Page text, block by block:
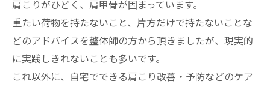
肩こりがひどく、肩甲骨が固まっています。
重たい荷物を持たないこと、片方だけで持たないことな
どのアドバイスを整体師の方から頂きましたが、現実的
に実践しきれないことも多いです。
これ以外に、自宅でできる肩こり改善・予防などのケア